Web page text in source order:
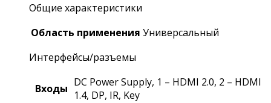
Общие характеристики
Область применения Универсальный
Интерфейсы/разъемы
Входы DC Power Supply, 1 – HDMI 2.0, 2 – HDMI
1.4, DP, IR, Key